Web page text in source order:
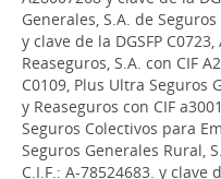
Generales, S.A. de
y clave de la DGSFP
Reaseguros, S.A. con CIF
C0109, Plus Ultra Seguros
y Reaseguros con CIF
Seguros Colectivos para
Seguros Generales Rural,
C.I.F.: A-78524683. y clave